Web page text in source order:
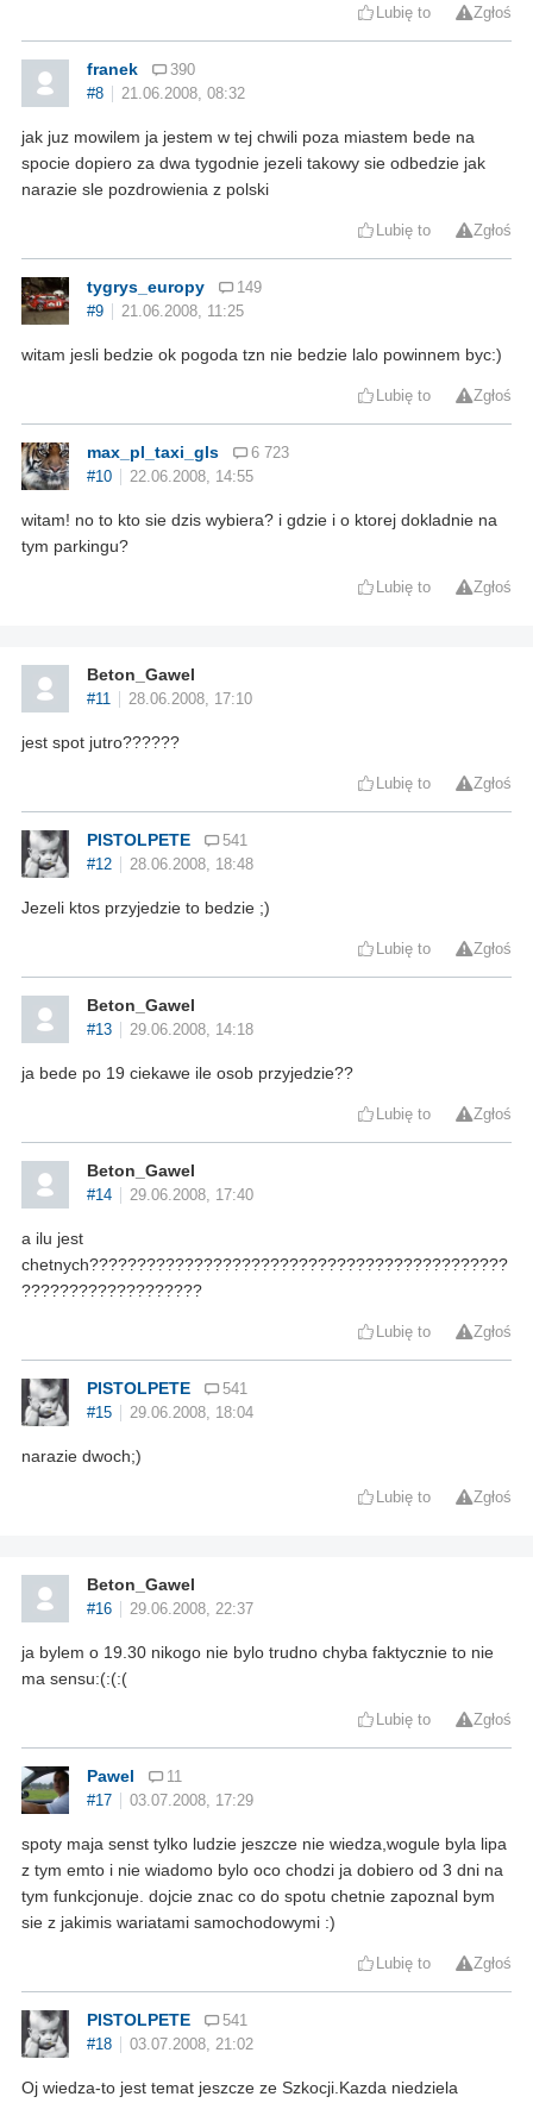
Lubię to Zgłoś
franek
390
#8
21.06.2008, 08:32
jak juz mowilem ja jestem w tej chwili poza miastem bede na
spocie dopiero za dwa tygodnie jezeli takowy sie odbedzie jak
narazie sle pozdrowienia z polski
Lubię to Zgłoś
tygrys_europy
149
#9
21.06.2008, 11:25
witam jesli bedzie ok pogoda tzn nie bedzie lalo powinnem byc:)
Lubię to Zgłoś
max_pl_taxi_gls
6 723
#10
22.06.2008, 14:55
witam! no to kto sie dzis wybiera? i gdzie i o ktorej dokladnie na
tym parkingu?
Lubię to Zgłoś
Beton_Gawel
#11 28.06.2008, 17:10
jest spot jutro??????
Lubię to Zgłoś
PISTOLPETE
541
#12
28.06.2008, 18:48
Jezeli ktos przyjedzie to bedzie ;)
Lubię to Zgłoś
Beton_Gawel
#13 29.06.2008, 14:18
ja bede po 19 ciekawe ile osob przyjedzie??
Lubię to Zgłoś
Beton_Gawel
#14 29.06.2008, 17:40
a ilu jest
chetnych????????????????????????????????????????????
???????????????????
Lubię to Zgłoś
PISTOLPETE
541
#15
29.06.2008, 18:04
narazie dwoch;)
Lubię to Zgłoś
Beton_Gawel
#16 29.06.2008, 22:37
ja bylem o 19.30 nikogo nie bylo trudno chyba faktycznie to nie
ma sensu:(:(:(
Lubię to Zgłoś
Pawel
11
#17
03.07.2008, 17:29
spoty maja senst tylko ludzie jeszcze nie wiedza,wogule byla lipa
z tym emto i nie wiadomo bylo oco chodzi ja dobiero od 3 dni na
tym funkcjonuje. dojcie znac co do spotu chetnie zapoznal bym
sie z jakimis wariatami samochodowymi :)
Lubię to Zgłoś
PISTOLPETE
541
#18
03.07.2008, 21:02
Oj wiedza-to jest temat jeszcze ze Szkocji.Kazda niedziela